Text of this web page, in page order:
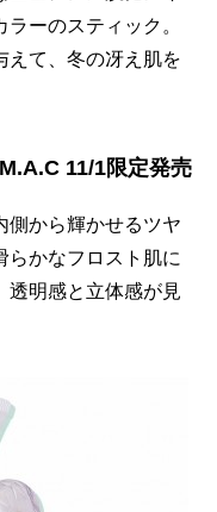
ーのスティック。
えて、冬の冴え肌を
11/1限定発売
側から輝かせるツヤ
らかなフロスト肌に
透明感と立体感が見